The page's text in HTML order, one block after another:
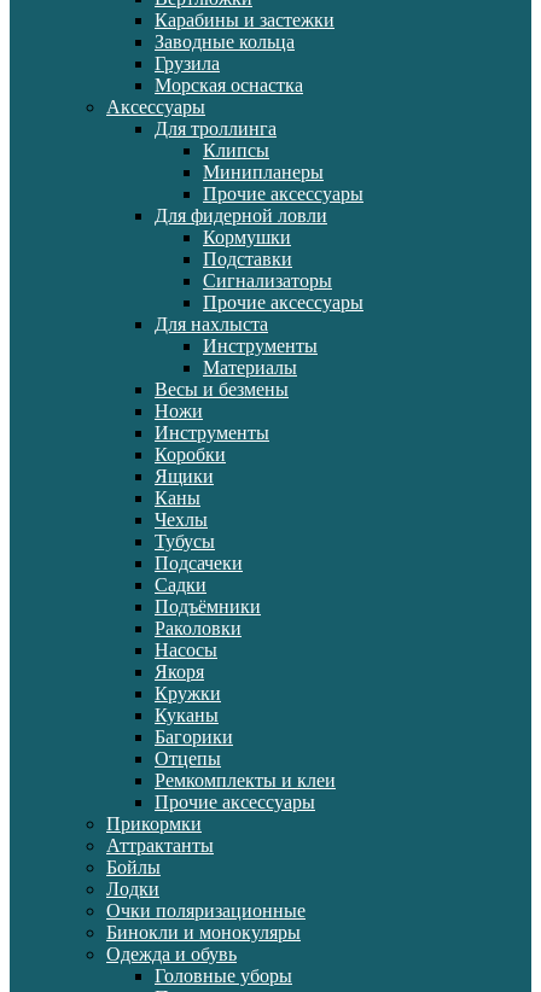
Карабины и застежки
Заводные кольца
Грузила
Морская оснастка
Аксессуары
Для троллинга
Клипсы
Минипланеры
Прочие аксессуары
Для фидерной ловли
Кормушки
Подставки
Сигнализаторы
Прочие аксессуары
Для нахлыста
Инструменты
Материалы
Весы и безмены
Ножи
Инструменты
Коробки
Ящики
Каны
Чехлы
Тубусы
Подсачеки
Садки
Подъёмники
Раколовки
Насосы
Якоря
Кружки
Куканы
Багорики
Отцепы
Ремкомплекты и клеи
Прочие аксессуары
Прикормки
Аттрактанты
Бойлы
Лодки
Очки поляризационные
Бинокли и монокуляры
Одежда и обувь
Головные уборы